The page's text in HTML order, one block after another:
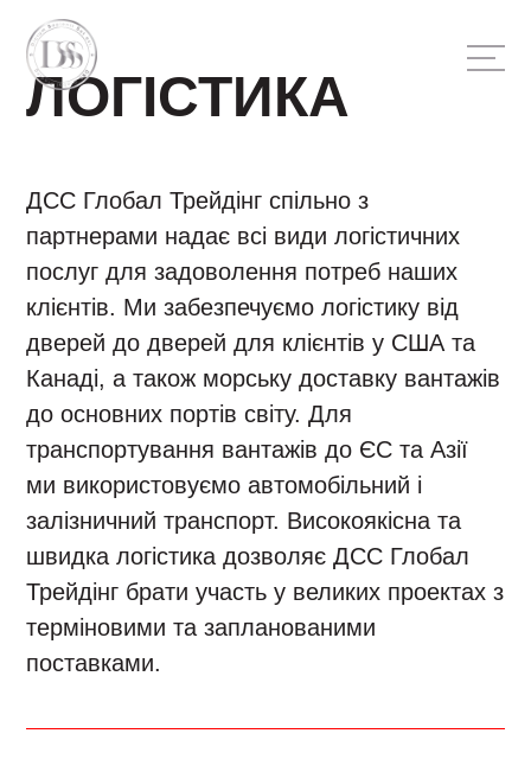
ДІЯЛЬНІСТЬ
ПРО НАС
ЗВОРОТНІЙ ЗВ'ЯЗОК
ЛОГІСТИКА
ДСС Глобал Трейдінг спільно з
партнерами надає всі види логістичних
послуг для задоволення потреб наших
клієнтів. Ми забезпечуємо логістику від
дверей до дверей для клієнтів у США та
Канаді, а також морську доставку вантажів
до основних портів світу. Для
транспортування вантажів до ЄС та Азії
ми використовуємо автомобільний і
залізничний транспорт. Високоякісна та
швидка логістика дозволяє ДСС Глобал
Трейдінг брати участь у великих проектах з
терміновими та запланованими
поставками.